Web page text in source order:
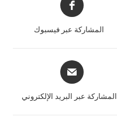
المشاركة عبر فيسبوك
المشاركة عبر البريد الإلكتروني